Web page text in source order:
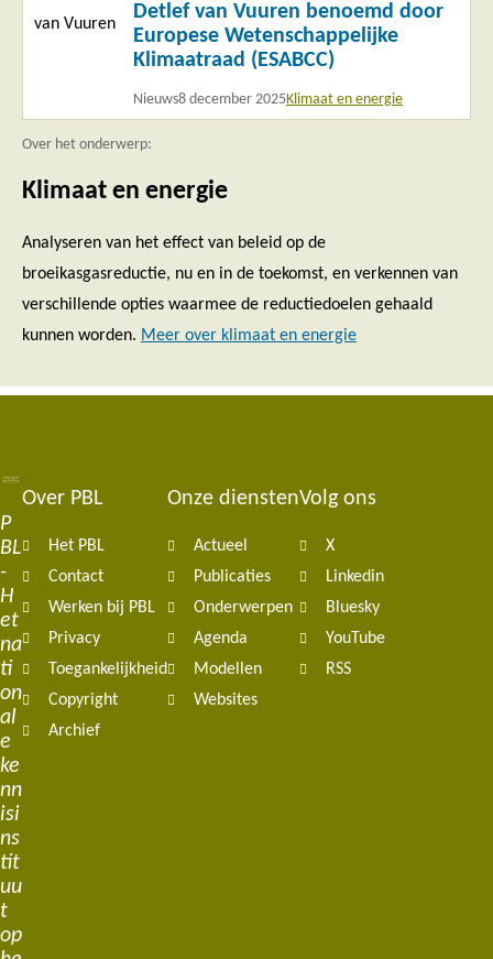
Detlef van Vuuren benoemd door
Europese Wetenschappelijke
Klimaatraad (ESABCC)
Nieuws8 december 2025Klimaat en energie
meer
Over het onderwerp:
Klimaat en energie
Analyseren van het effect van beleid op de
broeikasgasreductie, nu en in de toekomst, en verkennen van
verschillende opties waarmee de reductiedoelen gehaald
kunnen worden. Meer over klimaat en energie
P
BL
-
H
et
na
ti
on
al
e
ke
nn
isi
ns
tit
uu
t
op
Footer
navigation
Over PBL
Het PBL
Contact
Werken bij PBL
Privacy
Toegankelijkheid
Copyright
Archief
Onze diensten
Actueel
Publicaties
Onderwerpen
Agenda
Modellen
Websites
Volg ons
X
Linkedin
Bluesky
YouTube
RSS